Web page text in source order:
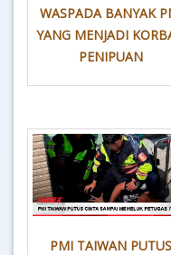
WASPADA BANYAK
YANG MENJADI
PENIPUAN
PMI TAIWAN PUTUS